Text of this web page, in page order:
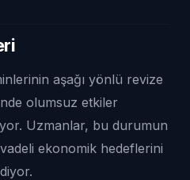
aşağı yönlü revize
olumsuz etkiler
Uzmanlar, bu durumun
ekonomik hedeflerini